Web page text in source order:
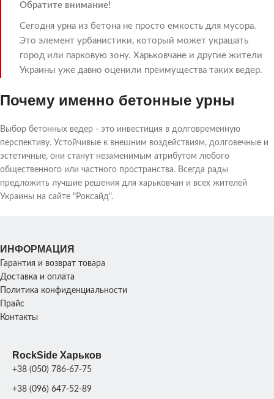
Обратите внимание!
Сегодня урна из бетона не просто емкость для мусора.
Это элемент урбанистики, который может украшать
город или парковую зону. Харьковчане и другие жители
Украины уже давно оценили преимущества таких ведер.
Почему именно бетонные урны
Выбор бетонных ведер - это инвестиция в долговременную
перспективу. Устойчивые к внешним воздействиям, долговечные и
эстетичные, они станут незаменимым атрибутом любого
общественного или частного пространства. Всегда рады
предложить лучшие решения для харьковчан и всех жителей
Украины на сайте "Роксайд".
ИНФОРМАЦИЯ
Гарантия и возврат товара
Доставка и оплата
Политика конфиденциальности
Прайс
Контакты
RockSide Харьков
+38 (050) 786-67-75
+38 (096) 647-52-89